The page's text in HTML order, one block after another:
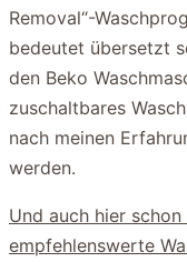
Removal“-
bedeutet übersetzt
den Beko
zuschaltbares
nach meinen
werden.
Und auch hier
empfehlenswerte